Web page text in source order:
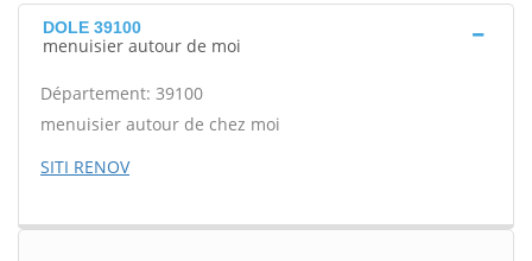
DOLE 39100
menuisier autour de moi
Département: 39100
menuisier autour de chez moi
SITI RENOV